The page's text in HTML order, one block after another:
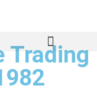
Trading